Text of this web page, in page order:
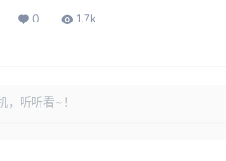
0 1.7k
，听听看~！